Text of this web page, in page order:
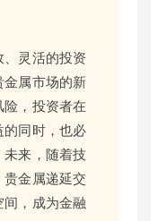
灵活的投资
属市场的新
，投资者在
同时，也必
来，随着技
金属递延交
，成为金融